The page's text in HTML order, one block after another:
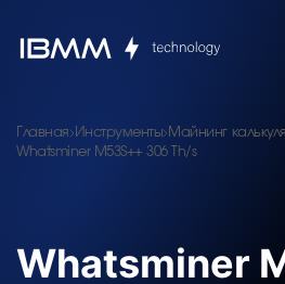
Главная Инструменты Майнинг
Whatsminer M53S++ 306 Th/s
Whatsminer